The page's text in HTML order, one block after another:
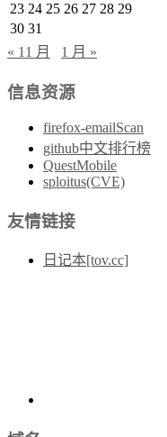
23 24 25 26 27 28 29
30 31
« 11 月
1 月 »
信息资源
firefox-emailScan
github中文排行榜
QuestMobile
sploitus(CVE)
友情链接
日记本[tov.cc]